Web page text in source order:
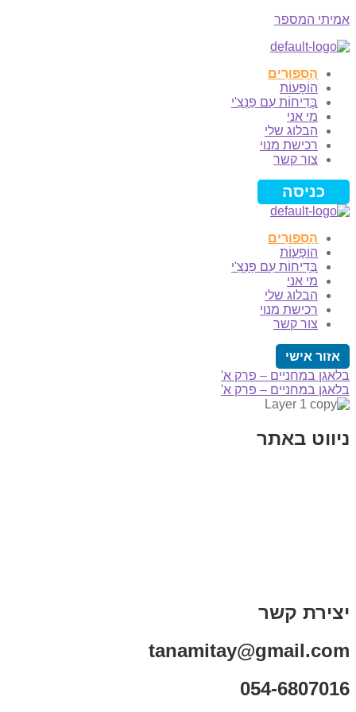
אמיתי המספר
Menu
הַסִּפּוּרִים
הוֹפָעוֹת
בְּדִיחוֹת עִם פַּנְצִ'י
מי אני
הבלוג שלי
רכישת מנוי
צור קשר
כניסה
הַסִּפּוּרִים
הוֹפָעוֹת
בְּדִיחוֹת עִם פַּנְצִ'י
מי אני
הבלוג שלי
רכישת מנוי
צור קשר
אזור אישי
ניווט
הפוסט
הקודם:
בלאגן במחניים – פרק א'
הפוסט
הבא:
בלאגן במחניים – פרק א'
ניווט באתר
יצירת קשר
tanamitay@gmail.com
054-6807016